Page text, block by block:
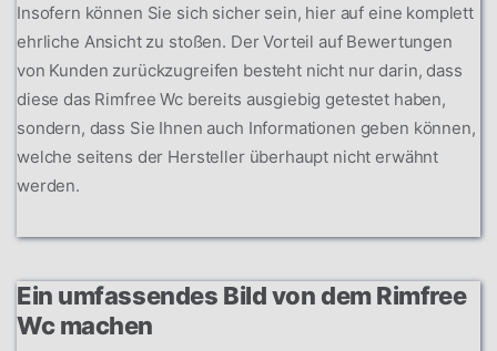
Insofern können Sie sich sicher sein, hier auf eine komplett
ehrliche Ansicht zu stoßen. Der Vorteil auf Bewertungen
von Kunden zurückzugreifen besteht nicht nur darin, dass
diese das Rimfree Wc bereits ausgiebig getestet haben,
sondern, dass Sie Ihnen auch Informationen geben können,
welche seitens der Hersteller überhaupt nicht erwähnt
werden.
Ein umfassendes Bild von dem Rimfree
Wc machen